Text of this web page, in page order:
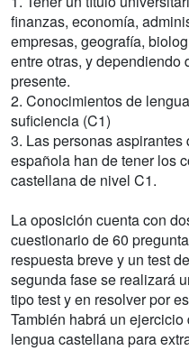
finanzas, economía,
empresas, geografía,
entre otras, y dependiendo
presente.
2. Conocimientos de
suficiencia (C1)
3. Las personas
española han de tener los
castellana de nivel C1.
La oposición cuenta con
cuestionario de 60
respuesta breve y un test
segunda fase se realizará
tipo test y en resolver por
También habrá un
lengua castellana para